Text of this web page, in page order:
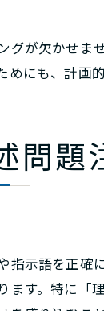
が欠かせ
にも、計画
問題
示語を正
す。特に「